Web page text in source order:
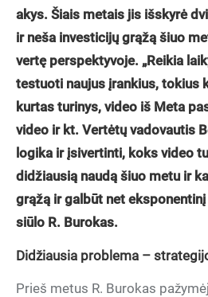
akys. Šiais metais jis išskyrė
ir neša investicijų grąžą šiuo
vertę perspektyvoje. „Reikia
testuoti naujus įrankius, tokius
kurtas turinys, video iš Meta
video ir kt. Vertėtų vadovautis
logika ir įsivertinti, koks video
didžiausią naudą šiuo metu ir
grąžą ir galbūt net
siūlo R. Burokas.
Didžiausia problema –
Prieš metus R. Burokas